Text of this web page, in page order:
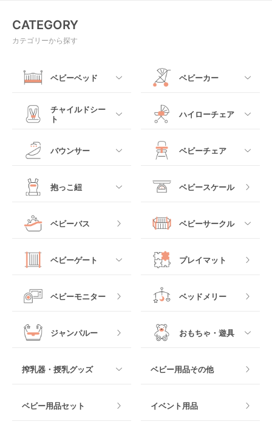
CATEGORY
カテゴリーから探す
ベビーベッド
すべて
レギュラーサイズベビ
ベッドインベッド
クーファン
マットレス・布団
ベビーベッドその他
ベビーカー
すべて
ベビーカーその他
チャイルドシー
ト
すべて
ジュニアシート
チャイルドシートその
他
ハイローチェア
すべて
バウンサー
すべて
ロッキングタイプ
ベビーチェア
すべて
テーブルチェア
抱っこ紐
すべて
抱っこ紐その他
ベビースケール
ベビーバス ベビーサークル
すべて
木製
マット製
ベビーゲート
すべて
プレイマット
ベビーモニター ベッドメリー
ジャンパルー おもちゃ・遊具
搾乳器・授乳グッズ ベビー用品その他
ベビー用品セット イベント用品